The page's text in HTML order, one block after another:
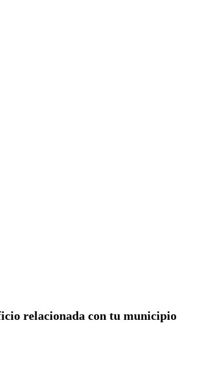
relacionada con tu municipio